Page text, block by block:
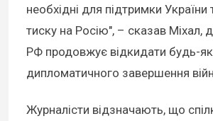
необхідні для підтримки України
тиску на Росію", – сказав
РФ продовжує відкидати будь-
дипломатичного завершення
Журналісти відзначають, що